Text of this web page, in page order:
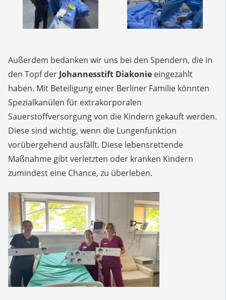
Außerdem bedanken wir uns bei den Spendern, die in
den Topf der Johannesstift Diakonie eingezahlt
haben. Mit Beteiligung einer Berliner Familie könnten
Spezialkanülen für extrakorporalen
Sauerstoffversorgung von die Kindern gekauft werden.
Diese sind wichtig, wenn die Lungenfunktion
vorübergehend ausfällt. Diese lebensrettende
Maßnahme gibt verletzten oder kranken Kindern
zumindest eine Chance, zu überleben.